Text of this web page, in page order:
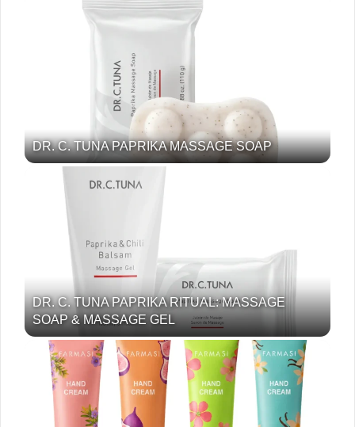
DR. C. TUNA PAPRIKA MASSAGE SOAP
DR. C. TUNA PAPRIKA RITUAL: MASSAGE
SOAP & MASSAGE GEL